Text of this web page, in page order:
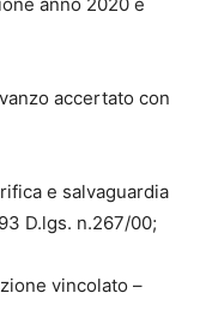
accertato con
e salvaguardia
D.lgs. n.267/00;
vincolato –